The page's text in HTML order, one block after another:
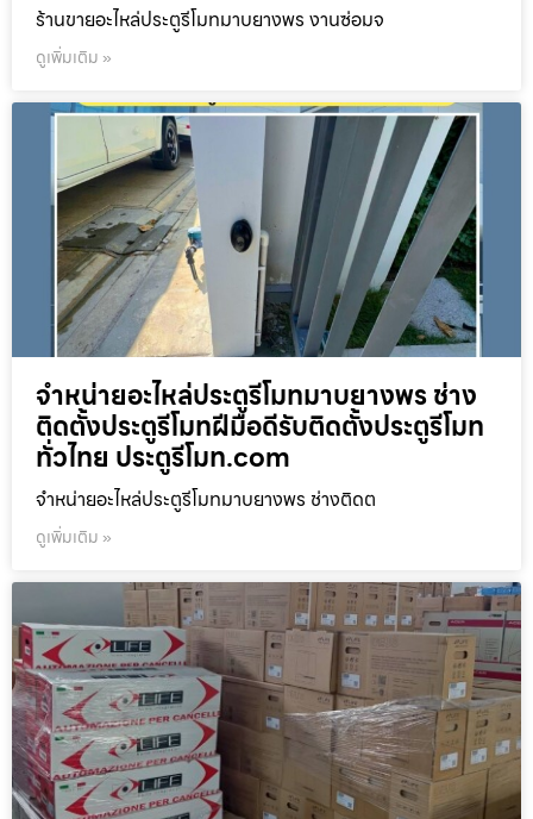
ร้านขายอะไหล่ประตูรีโมทมาบยางพร งานซ่อมจ
ดูเพิ่มเติม »
จำหน่ายอะไหล่ประตูรีโมทมาบยางพร ช่าง
ติดตั้งประตูรีโมทฝีมือดีรับติดตั้งประตูรีโมท
ทั่วไทย ประตูรีโมท.com
จำหน่ายอะไหล่ประตูรีโมทมาบยางพร ช่างติดต
ดูเพิ่มเติม »